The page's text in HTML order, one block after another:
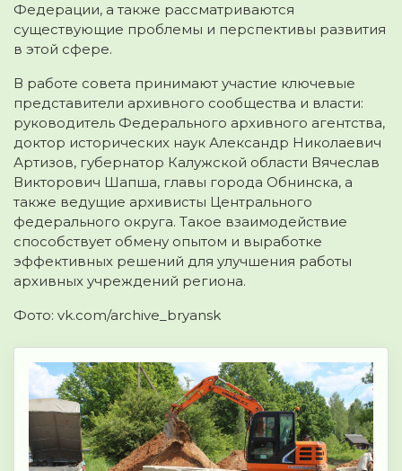
Федерации, а также рассматриваются
существующие проблемы и перспективы развития
в этой сфере.
В работе совета принимают участие ключевые
представители архивного сообщества и власти:
руководитель Федерального архивного агентства,
доктор исторических наук Александр Николаевич
Артизов, губернатор Калужской области Вячеслав
Викторович Шапша, главы города Обнинска, а
также ведущие архивисты Центрального
федерального округа. Такое взаимодействие
способствует обмену опытом и выработке
эффективных решений для улучшения работы
архивных учреждений региона.
Фото: vk.com/archive_bryansk